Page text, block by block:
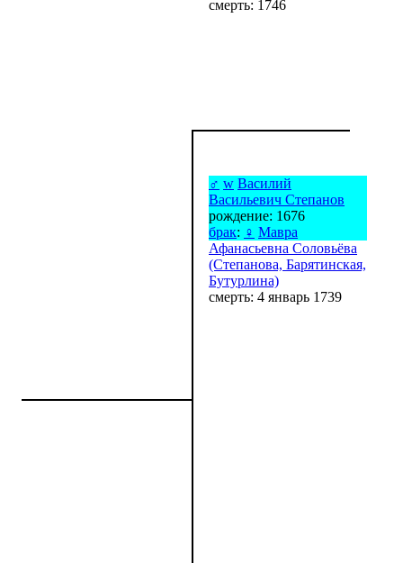
смерть: 1746
♂ w Василий
Васильевич Степанов
рождение: 1676
брак: ♀ Мавра
Афанасьевна Соловьёва
(Степанова, Барятинская,
Бутурлина)
смерть: 4 январь 1739